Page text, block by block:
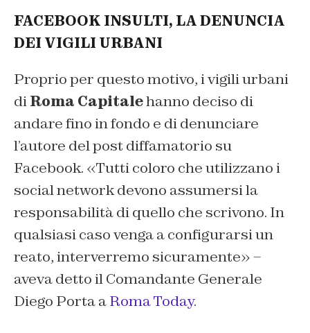
FACEBOOK INSULTI, LA DENUNCIA
DEI VIGILI URBANI
Proprio per questo motivo, i vigili urbani
diRoma Capitalehanno deciso di
andare fino in fondo e di denunciare
l’autore del post diffamatorio su
Facebook. «Tutti coloro che utilizzano i
social network devono assumersi la
responsabilità di quello che scrivono. In
qualsiasi caso venga a configurarsi un
reato, interverremo sicuramente» –
aveva detto il Comandante Generale
Diego Porta aRoma Today.